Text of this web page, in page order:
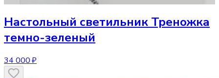
Настольный светильник Треножка
темно-зеленый
34 000 ₽